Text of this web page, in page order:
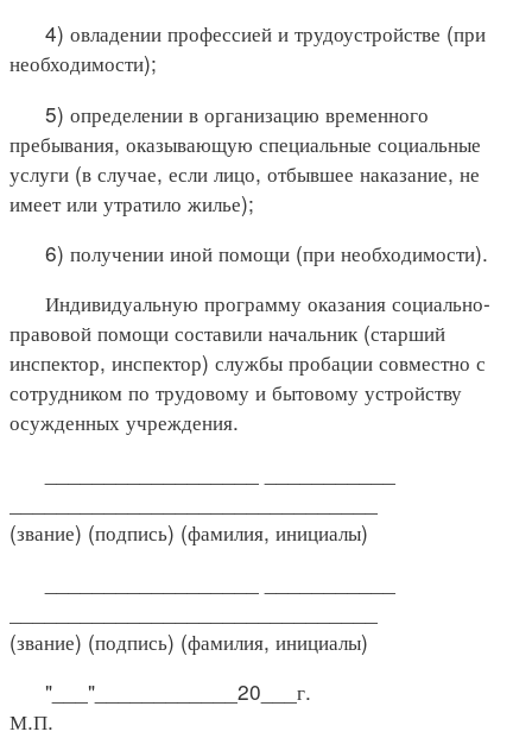
4) овладении профессией и трудоустройстве (при
необходимости);
5) определении в организацию временного
пребывания, оказывающую специальные социальные
услуги (в случае, если лицо, отбывшее наказание, не
имеет или утратило жилье);
6) получении иной помощи (при необходимости).
Индивидуальную программу оказания социально-
правовой помощи составили начальник (старший
инспектор, инспектор) службы пробации совместно с
сотрудником по трудовому и бытовому устройству
осужденных учреждения.
(звание) (подпись) (фамилия, инициалы)
(звание) (подпись) (фамилия, инициалы)
"___"____________20___г.
М.П.